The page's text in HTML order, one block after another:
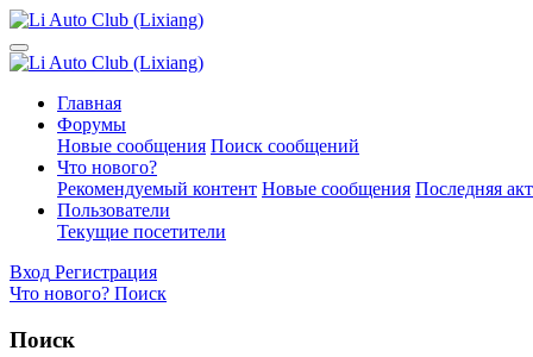
Главная
Форумы
Новые сообщения Поиск сообщений
Что нового?
Рекомендуемый контент Новые сообщения Последняя
Пользователи
Текущие посетители
Вход Регистрация
Что нового? Поиск
Поиск